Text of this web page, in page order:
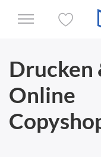
Drucken
Online